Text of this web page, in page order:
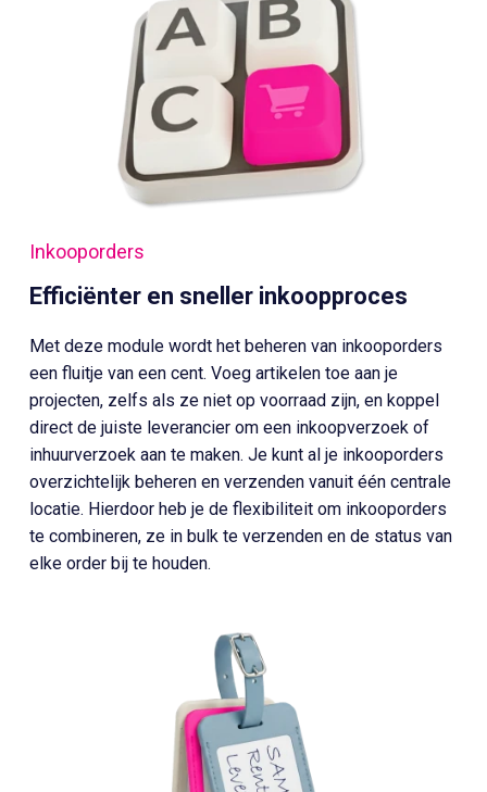
Efficiënter en sneller inkoopproces
Inkooporders
Met deze module wordt het beheren van inkooporders
een fluitje van een cent. Voeg artikelen toe aan je
projecten, zelfs als ze niet op voorraad zijn, en koppel
direct de juiste leverancier om een inkoopverzoek of
inhuurverzoek aan te maken. Je kunt al je inkooporders
overzichtelijk beheren en verzenden vanuit één centrale
locatie. Hierdoor heb je de flexibiliteit om inkooporders
te combineren, ze in bulk te verzenden en de status van
elke order bij te houden.